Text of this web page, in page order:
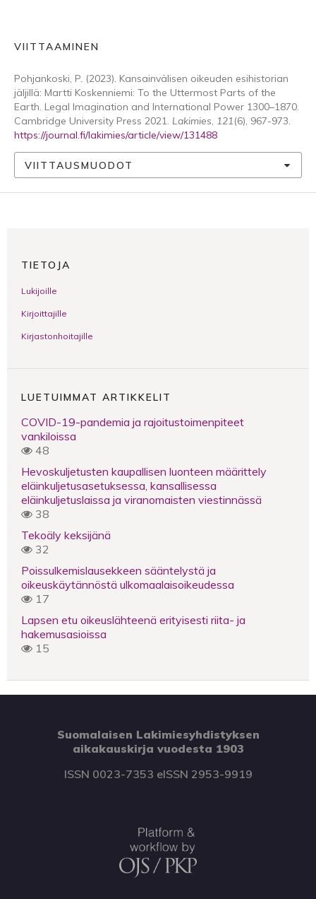
VIITTAAMINEN
Pohjankoski, P. (2023). Kansainvälisen oikeuden esihistorian
jäljillä: Martti Koskenniemi: To the Uttermost Parts of the
Earth. Legal Imagination and International Power 1300–1870.
Cambridge University Press 2021. Lakimies, 121(6), 967-973.
https://journal.fi/lakimies/article/view/131488
VIITTAUSMUODOT
TIETOJA
Lukijoille
Kirjoittajille
Kirjastonhoitajille
LUETUIMMAT ARTIKKELIT
COVID-19-pandemia ja rajoitustoimenpiteet
vankiloissa
48
Hevoskuljetusten kaupallisen luonteen määrittely
eläinkuljetusasetuksessa, kansallisessa
eläinkuljetuslaissa ja viranomaisten viestinnässä
38
Tekoäly keksijänä
32
Poissulkemislausekkeen sääntelystä ja
oikeuskäytännöstä ulkomaalaisoikeudessa
17
Lapsen etu oikeuslähteenä erityisesti riita- ja
hakemusasioissa
15
Suomalaisen Lakimiesyhdistyksen
aikakauskirja vuodesta 1903
ISSN 0023-7353 eISSN 2953-9919